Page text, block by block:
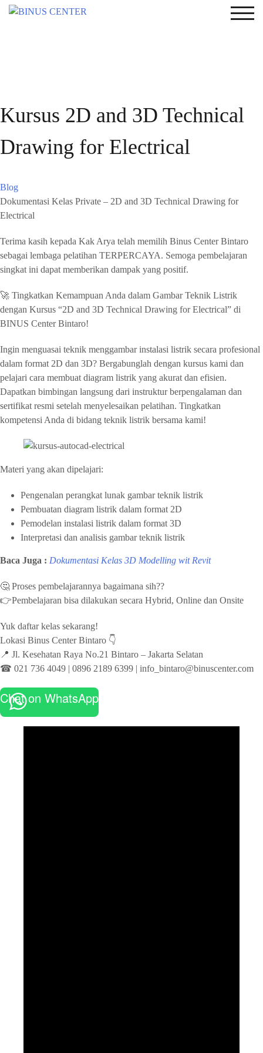
Kursus 2D and 3D Technical
Drawing for Electrical
Blog
Dokumentasi Kelas Private – 2D and 3D Technical Drawing for
Electrical
Terima kasih kepada Kak Arya telah memilih Binus Center Bintaro
sebagai lembaga pelatihan TERPERCAYA. Semoga pembelajaran
singkat ini dapat memberikan dampak yang positif.
​🚀 Tingkatkan Kemampuan Anda dalam Gambar Teknik Listrik
dengan Kursus “2D and 3D Technical Drawing for Electrical” di
BINUS Center Bintaro!
Ingin menguasai teknik menggambar instalasi listrik secara profesional
dalam format 2D dan 3D? Bergabunglah dengan kursus kami dan
pelajari cara membuat diagram listrik yang akurat dan efisien.
Dapatkan bimbingan langsung dari instruktur berpengalaman dan
sertifikat resmi setelah menyelesaikan pelatihan. Tingkatkan
kompetensi Anda di bidang teknik listrik bersama kami!​
Materi yang akan dipelajari:
Pengenalan perangkat lunak gambar teknik listrik​
Pembuatan diagram listrik dalam format 2D​
Pemodelan instalasi listrik dalam format 3D​
Interpretasi dan analisis gambar teknik listrik​
Baca Juga : Dokumentasi Kelas 3D Modelling wit Revit
🤔 Proses pembelajarannya bagaimana sih??
👉Pembelajaran bisa dilakukan secara Hybrid, Online dan Onsite
Yuk daftar kelas sekarang!
Lokasi Binus Center Bintaro 👇
📍 Jl. Kesehatan Raya No.21 Bintaro – ⁠Jakarta Selatan⁠
☎ 021 736 4049⁠ | 0896 2189 6399⁠ | info_bintaro@binuscenter.com
Chat on WhatsApp